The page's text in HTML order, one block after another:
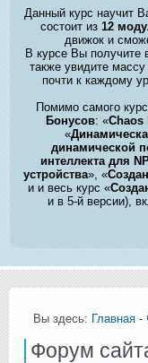
Данный курс научит
состоит из 12
движок и
В курсе Вы получите
также увидите
почти к каждому
Помимо самого
Бонусов: «Chaos
«
динамической
интеллекта для
устройства», «
и и весь курс «
и в 5-й версии),
Вы здесь: Главная -
Форум